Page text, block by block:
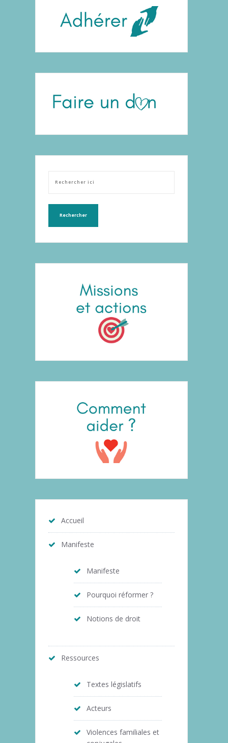
Accueil
Manifeste
Manifeste
Pourquoi réformer ?
Notions de droit
Ressources
Textes législatifs
Acteurs
Violences familiales et